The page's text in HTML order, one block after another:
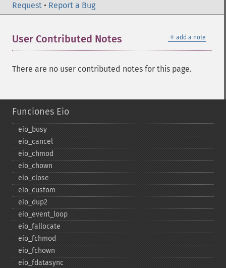
Request • Report a Bug
＋ add a note
User Contributed Notes
There are no user contributed notes for this page.
Funciones Eio
eio_​busy
eio_​cancel
eio_​chmod
eio_​chown
eio_​close
eio_​custom
eio_​dup2
eio_​event_​loop
eio_​fallocate
eio_​fchmod
eio_​fchown
eio_​fdatasync